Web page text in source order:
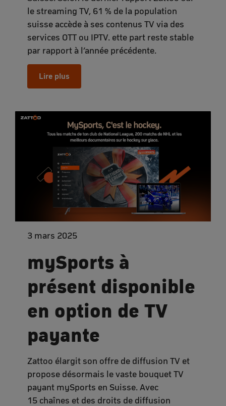
le streaming TV, 61 % de la population
suisse accède à ses contenus TV via des
services OTT ou IPTV. ette part reste stable
par rapport à l’année précédente.
Lire plus
3 mars 2025
mySports à
présent disponible
en option de TV
payante
Zattoo élargit son offre de diffusion TV et
propose désormais le vaste bouquet TV
payant mySports en Suisse. Avec
15 chaînes et des droits de diffusion